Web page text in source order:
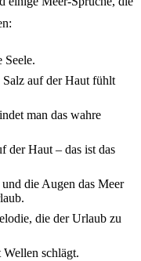
Seele.
auf der Haut fühlt
man das wahre
der Haut – das ist das
die Augen das Meer
die der Urlaub zu
schlägt.